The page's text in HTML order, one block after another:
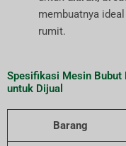
membuatnya
rumit.
Spesifikasi Mesin Bubut
untuk Dijual
Barang